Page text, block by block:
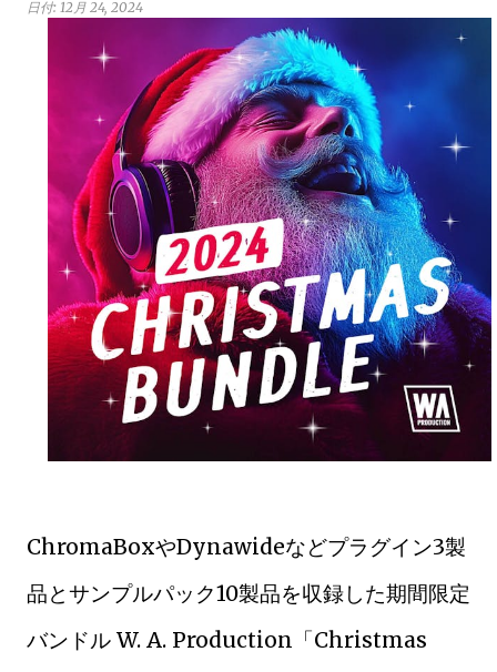
日付: 12月 24, 2024
ChromaBoxやDynawideなどプラグイン3製
品とサンプルパック10製品を収録した期間限定
バンドル W. A. Production「Christmas